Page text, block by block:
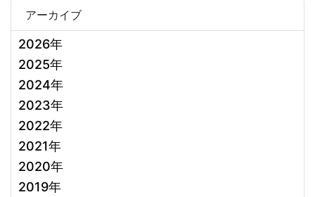
アーカイブ
2026年
2025年
2024年
2023年
2022年
2021年
2020年
2019年